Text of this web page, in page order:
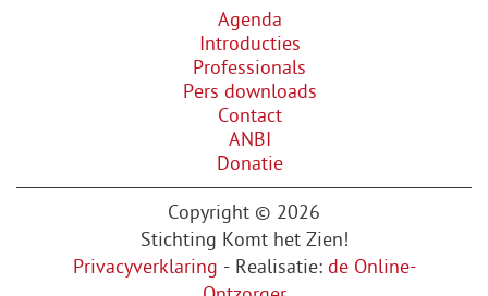
Agenda
Introducties
Professionals
Pers downloads
Contact
ANBI
Donatie
Copyright © 2026
Stichting Komt het Zien!
Privacyverklaring - Realisatie: de Online-